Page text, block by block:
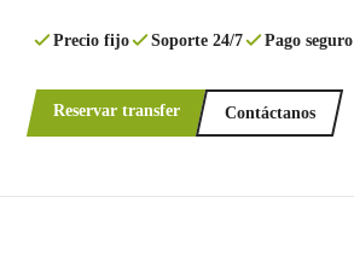
Precio fijo Soporte 24/7 Pago seguro
Reservar transfer Contáctanos